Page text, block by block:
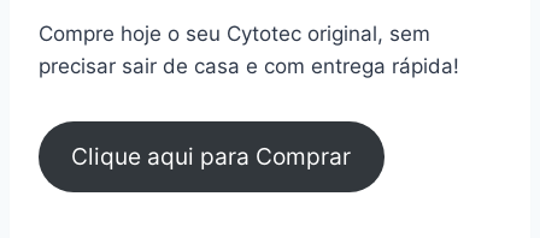
Compre hoje o seu Cytotec original, sem
precisar sair de casa e com entrega rápida!
Clique aqui para Comprar